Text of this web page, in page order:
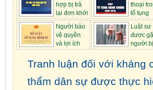
hợp bị trả
lại đơn khởi
k...
thoại
tố tụng
hàn...
Người bảo
vệ quyền
và lợi ích
hợp p...
Luật sư
được
người bị
tạm giữ
Tranh luận đối với kháng
thẩm dân sự được thực